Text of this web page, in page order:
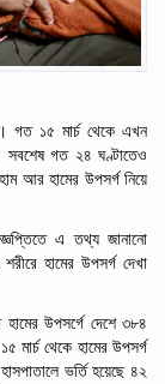
গত ১৫ মার্চ থেকে এখন
সবশেষ গত ২৪ ঘণ্টাতেও
হাম আর হামের উপসর্গ নিয়ে
এ তথ্য জানানো
শরীরে হামের উপসর্গ দেখা
হামের উপসর্গে দেশে ৩৮৪
মার্চ থেকে হামের উপসর্গ
হাসপাতালে ভর্তি হয়েছে ৪২